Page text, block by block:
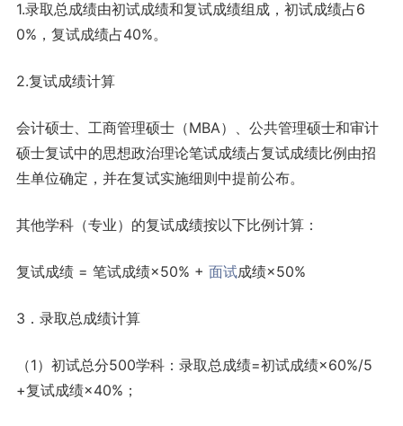
1.录取总成绩由初试成绩和复试成绩组成，初试成绩占6
0%，复试成绩占40%。
2.复试成绩计算
会计硕士、工商管理硕士（MBA）、公共管理硕士和审计
硕士复试中的思想政治理论笔试成绩占复试成绩比例由招
生单位确定，并在复试实施细则中提前公布。
其他学科（专业）的复试成绩按以下比例计算：
复试成绩 = 笔试成绩×50% + 面试成绩×50%
3．录取总成绩计算
（1）初试总分500学科：录取总成绩=初试成绩×60%/5
+复试成绩×40%；